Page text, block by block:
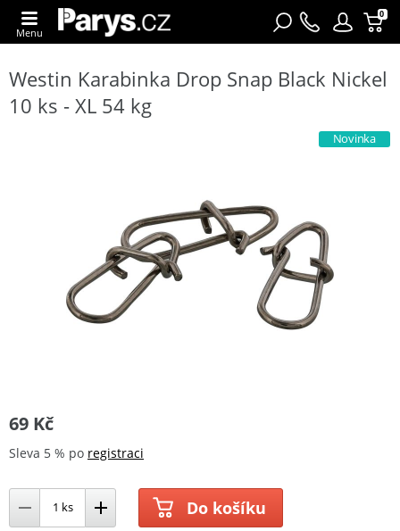
0
Menu
Westin Karabinka Drop Snap Black Nickel
10 ks - XL 54 kg
Novinka
69 Kč
Sleva 5 % po registraci
Do košíku